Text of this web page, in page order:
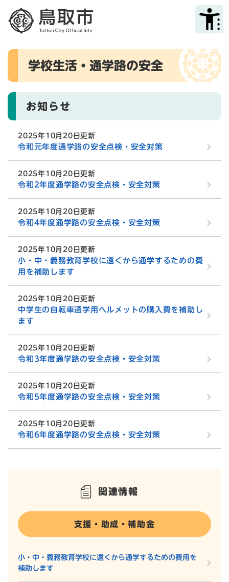
メニューを飛ばして本文へ
本
学校生活・通学路の安全
お知らせ
2025年10月20日更新
令和元年度通学路の安全点検・安全対策
2025年10月20日更新
令和2年度通学路の安全点検・安全対策
2025年10月20日更新
令和4年度通学路の安全点検・安全対策
2025年10月20日更新
小・中・義務教育学校に遠くから通学するための費
用を補助します
2025年10月20日更新
中学生の自転車通学用ヘルメットの購入費を補助し
ます
2025年10月20日更新
令和3年度通学路の安全点検・安全対策
2025年10月20日更新
令和5年度通学路の安全点検・安全対策
2025年10月20日更新
令和6年度通学路の安全点検・安全対策
関連情報
支援・助成・補助金
小・中・義務教育学校に遠くから通学するための費用を
補助します